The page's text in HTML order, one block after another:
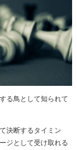
る鳥として知られて
決断するタイミン
ジとして受け取れる